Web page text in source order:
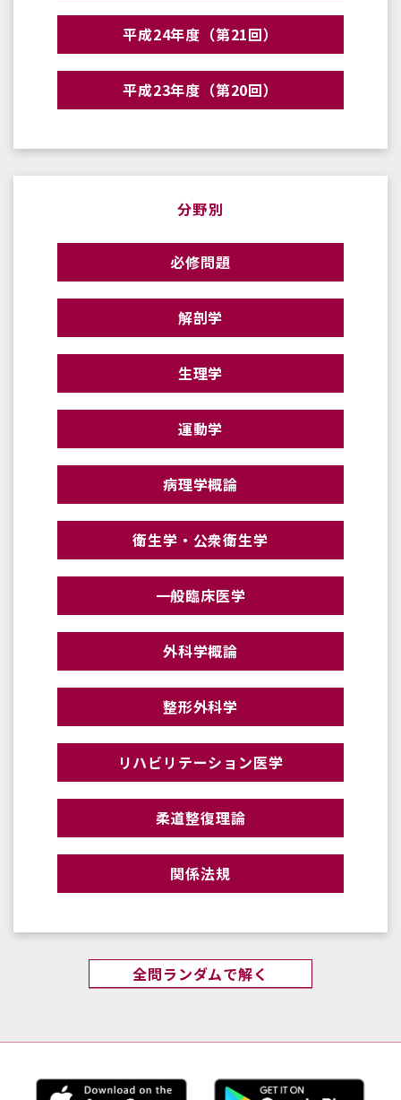
平成24年度（第21回）
平成23年度（第20回）
分野別
必修問題
解剖学
生理学
運動学
病理学概論
衛生学・公衆衛生学
一般臨床医学
外科学概論
整形外科学
リハビリテーション医学
柔道整復理論
関係法規
全問ランダムで解く